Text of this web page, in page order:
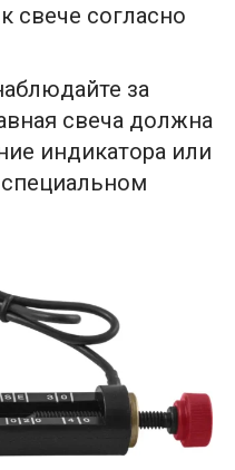
свече согласно
за
свеча должна
индикатора или